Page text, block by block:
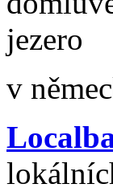
jezero
v